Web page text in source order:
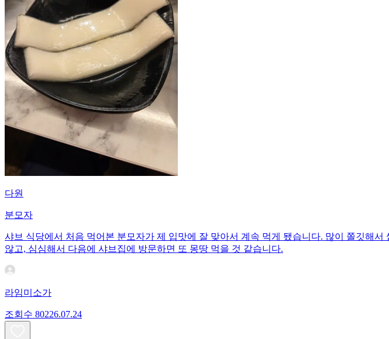
다원
분모자
샤브 식당에서 처음 먹어본 분모자가 제 입맛에 잘 맞아서 계속 먹게 됐습니다. 많이 쫄깃해
않고, 심심해서 다음에 샤브집에 방문하면 또 몽땅 먹을 것 같습니다.
라임미소가
조회수 80226.07.24